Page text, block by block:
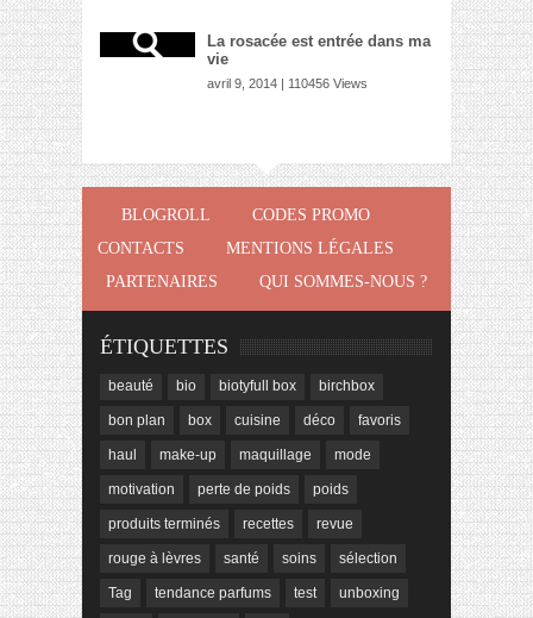
La rosacée est entrée dans ma
vie
avril 9, 2014 | 110456 Views
BLOGROLL
CODES PROMO
CONTACTS
MENTIONS LÉGALES
PARTENAIRES
QUI SOMMES-NOUS ?
ÉTIQUETTES
beauté bio biotyfull box birchbox
bon plan box cuisine déco favoris
haul make-up maquillage mode
motivation perte de poids poids
produits terminés recettes revue
rouge à lèvres santé soins sélection
Tag tendance parfums test unboxing